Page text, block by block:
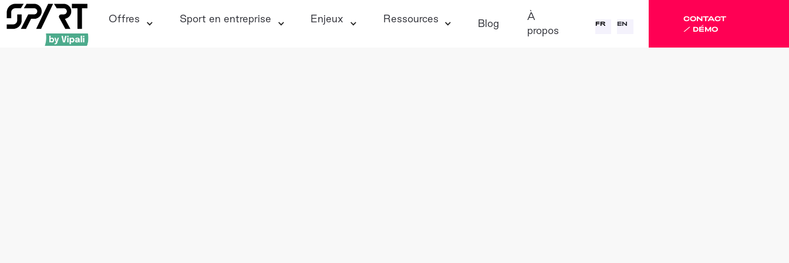
Offres Sport en entreprise Enjeux Ressources Blog
À
propos
FR EN
CONTACT
/ DÉMO